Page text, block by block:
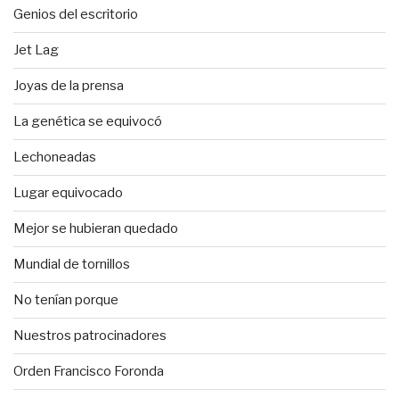
Genios del escritorio
Jet Lag
Joyas de la prensa
La genética se equivocó
Lechoneadas
Lugar equivocado
Mejor se hubieran quedado
Mundial de tornillos
No tenían porque
Nuestros patrocinadores
Orden Francisco Foronda